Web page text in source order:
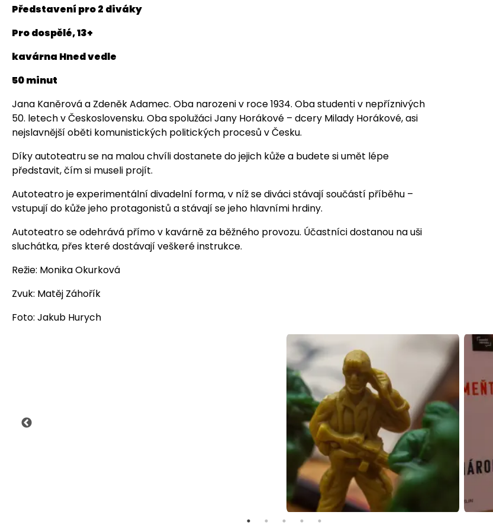
Představení pro 2 diváky
Pro dospělé, 13+
kavárna Hned vedle
50 minut
Jana Kaněrová a Zdeněk Adamec. Oba narozeni v roce 1934. Oba studenti v nepříznivých
50. letech v Československu. Oba spolužáci Jany Horákové – dcery Milady Horákové, asi
nejslavnější oběti komunistických politických procesů v Česku.
Díky autoteatru se na malou chvíli dostanete do jejich kůže a budete si umět lépe
představit, čím si museli projít.
Autoteatro je experimentální divadelní forma, v níž se diváci stávají součástí příběhu –
vstupují do kůže jeho protagonistů a stávají se jeho hlavními hrdiny.
Autoteatro se odehrává přímo v kavárně za běžného provozu. Účastníci dostanou na uši
sluchátka, přes které dostávají veškeré instrukce.
Režie: Monika Okurková
Zvuk: Matěj Záhořík
Foto: Jakub Hurych